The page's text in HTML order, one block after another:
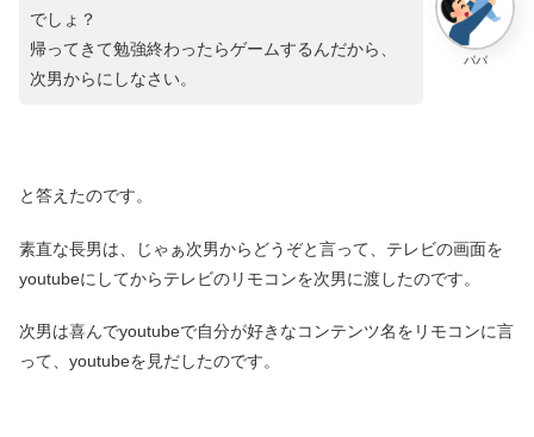
パパ
でしょ？
帰ってきて勉強終わったらゲームするんだから、
次男からにしなさい。
と答えたのです。
素直な長男は、じゃぁ次男からどうぞと言って、テレビの画面を
youtubeにしてからテレビのリモコンを次男に渡したのです。
次男は喜んでyoutubeで自分が好きなコンテンツ名をリモコンに言
って、youtubeを見だしたのです。